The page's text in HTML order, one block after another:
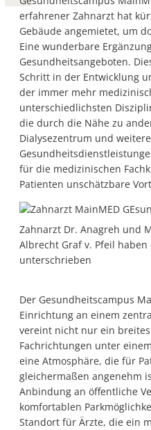
erfahrener Zahnarzt hat
Gebäude angemietet, um
Eine wunderbare
Gesundheitsangeboten.
Schritt in der Entwicklung
der immer mehr
unterschiedlichsten
die durch die Nähe zu
Dialysezentrum und
für die medizinischen
Patienten unschätzbare
Zahnarzt Dr. Anagreh und
Albrecht Graf v. Pfeil
unterschrieben
Der Gesundheitscampus
Einrichtung an einem
vereint nicht nur ein
Fachrichtungen unter
eine Atmosphäre, die für
gleichermaßen angenehm
Anbindung an öffentliche
komfortablen
Standort für Ärzte, die ein